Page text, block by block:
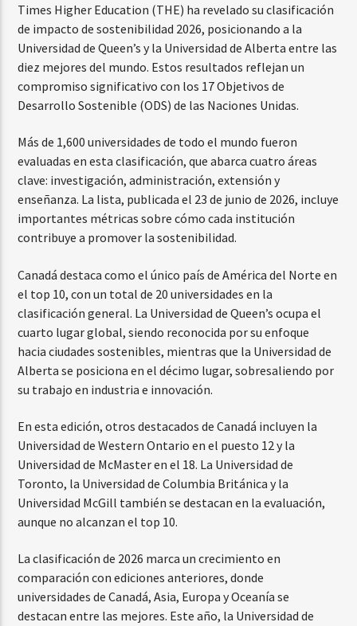
Times Higher Education (THE) ha revelado su clasificación
de impacto de sostenibilidad 2026, posicionando a la
Universidad de Queen’s y la Universidad de Alberta entre las
diez mejores del mundo. Estos resultados reflejan un
compromiso significativo con los 17 Objetivos de
Desarrollo Sostenible (ODS) de las Naciones Unidas.
Más de 1,600 universidades de todo el mundo fueron
evaluadas en esta clasificación, que abarca cuatro áreas
clave: investigación, administración, extensión y
enseñanza. La lista, publicada el 23 de junio de 2026, incluye
importantes métricas sobre cómo cada institución
contribuye a promover la sostenibilidad.
Canadá destaca como el único país de América del Norte en
el top 10, con un total de 20 universidades en la
clasificación general. La Universidad de Queen’s ocupa el
cuarto lugar global, siendo reconocida por su enfoque
hacia ciudades sostenibles, mientras que la Universidad de
Alberta se posiciona en el décimo lugar, sobresaliendo por
su trabajo en industria e innovación.
En esta edición, otros destacados de Canadá incluyen la
Universidad de Western Ontario en el puesto 12 y la
Universidad de McMaster en el 18. La Universidad de
Toronto, la Universidad de Columbia Británica y la
Universidad McGill también se destacan en la evaluación,
aunque no alcanzan el top 10.
La clasificación de 2026 marca un crecimiento en
comparación con ediciones anteriores, donde
universidades de Canadá, Asia, Europa y Oceanía se
destacan entre las mejores. Este año, la Universidad de